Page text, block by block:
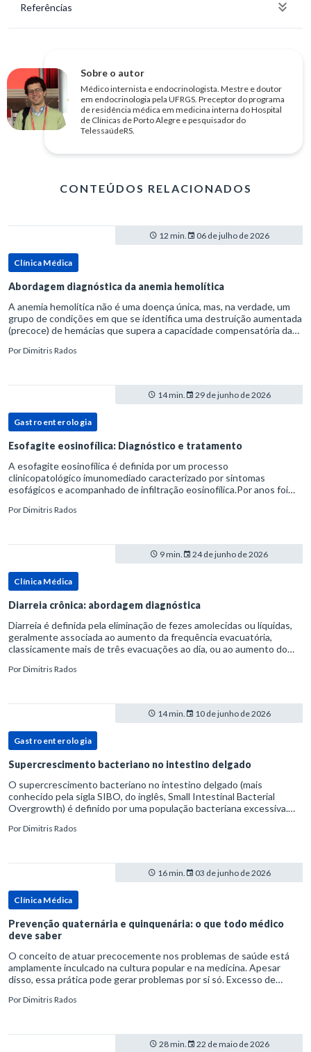
Referências
Sobre o autor
Médico internista e endocrinologista. Mestre e doutor
em endocrinologia pela UFRGS. Preceptor do programa
de residência médica em medicina interna do Hospital
de Clínicas de Porto Alegre e pesquisador do
TelessaúdeRS.
CONTEÚDOS RELACIONADOS
12 min. 06 de julho de 2026
Clínica Médica
Abordagem diagnóstica da anemia hemolítica
A anemia hemolítica não é uma doença única, mas, na verdade, um
grupo de condições em que se identifica uma destruição aumentada
(precoce) de hemácias que supera a capacidade compensatória da
PorDimitris Rados
14 min. 29 de junho de 2026
Gastroenterologia
Esofagite eosinofílica: Diagnóstico e tratamento
A esofagite eosinofílica é definida por um processo
clinicopatológico imunomediado caracterizado por sintomas
esofágicos e acompanhado de infiltração eosinofílica.Por anos foi
refluxo gastr
PorDimitris Rados
9 min. 24 de junho de 2026
Clínica Médica
Diarreia crônica: abordagem diagnóstica
Diarreia é definida pela eliminação de fezes amolecidas ou líquidas,
geralmente associada ao aumento da frequência evacuatória,
classicamente mais de três evacuações ao dia, ou ao aumento do
PorDimitris Rados
14 min. 10 de junho de 2026
Gastroenterologia
Supercrescimento bacteriano no intestino delgado
O supercrescimento bacteriano no intestino delgado (mais
conhecido pela sigla SIBO, do inglês, Small Intestinal Bacterial
Overgrowth) é definido por uma população bacteriana excessiva.
PorDimitris Rados
16 min. 03 de junho de 2026
Clínica Médica
Prevenção quaternária e quinquenária: o que todo médico
deve saber
O conceito de atuar precocemente nos problemas de saúde está
amplamente inculcado na cultura popular e na medicina. Apesar
disso, essa prática pode gerar problemas por si só. Excesso de
PorDimitris Rados
28 min. 22 de maio de 2026